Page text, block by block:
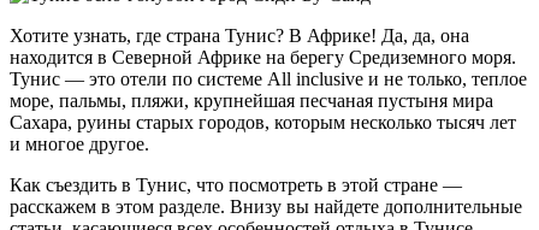
Хотите узнать, где страна Тунис? В Африке! Да, да, она
находится в Северной Африке на берегу Средиземного моря.
Тунис — это отели по системе All inclusive и не только, теплое
море, пальмы, пляжи, крупнейшая песчаная пустыня мира
Сахара, руины старых городов, которым несколько тысяч лет
и многое другое.
Как съездить в Тунис, что посмотреть в этой стране —
расскажем в этом разделе. Внизу вы найдете дополнительные